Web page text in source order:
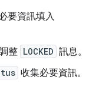
要資訊填入
整 LOCKED 訊息。
收集必要資訊。